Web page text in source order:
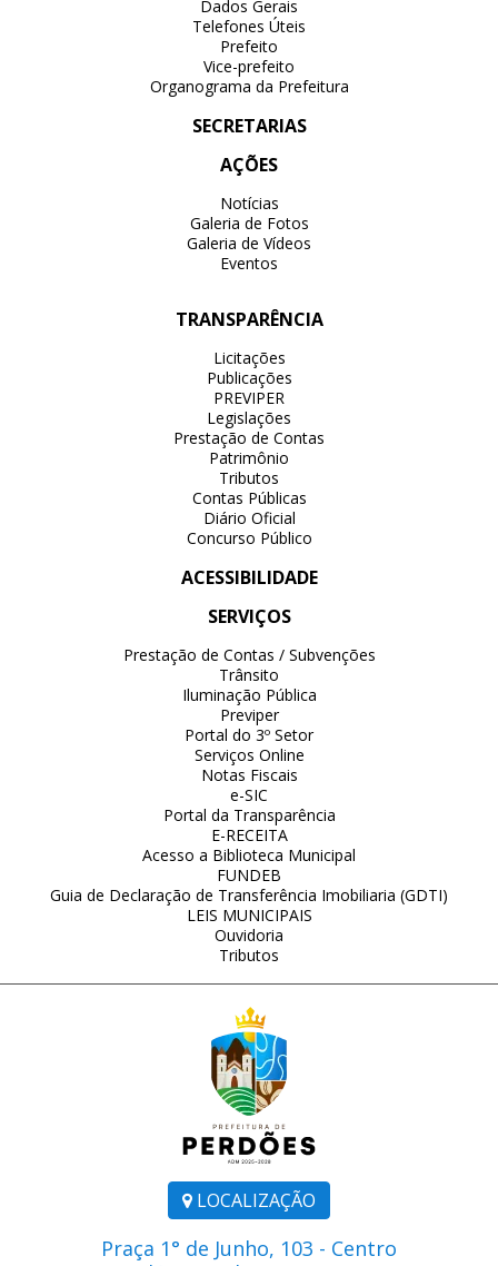
LOCALIZAÇÃO
Praça 1° de Junho, 103 - Centro
Dados Gerais
Telefones Úteis
Prefeito
Vice-prefeito
Organograma da Prefeitura
SECRETARIAS
AÇÕES
Notícias
Galeria de Fotos
Galeria de Vídeos
Eventos
TRANSPARÊNCIA
Licitações
Publicações
PREVIPER
Legislações
Prestação de Contas
Patrimônio
Tributos
Contas Públicas
Diário Oficial
Concurso Público
ACESSIBILIDADE
SERVIÇOS
Prestação de Contas / Subvenções
Trânsito
Iluminação Pública
Previper
Portal do 3º Setor
Serviços Online
Notas Fiscais
e-SIC
Portal da Transparência
E-RECEITA
Acesso a Biblioteca Municipal
FUNDEB
Guia de Declaração de Transferência Imobiliaria (GDTI)
LEIS MUNICIPAIS
Ouvidoria
Tributos